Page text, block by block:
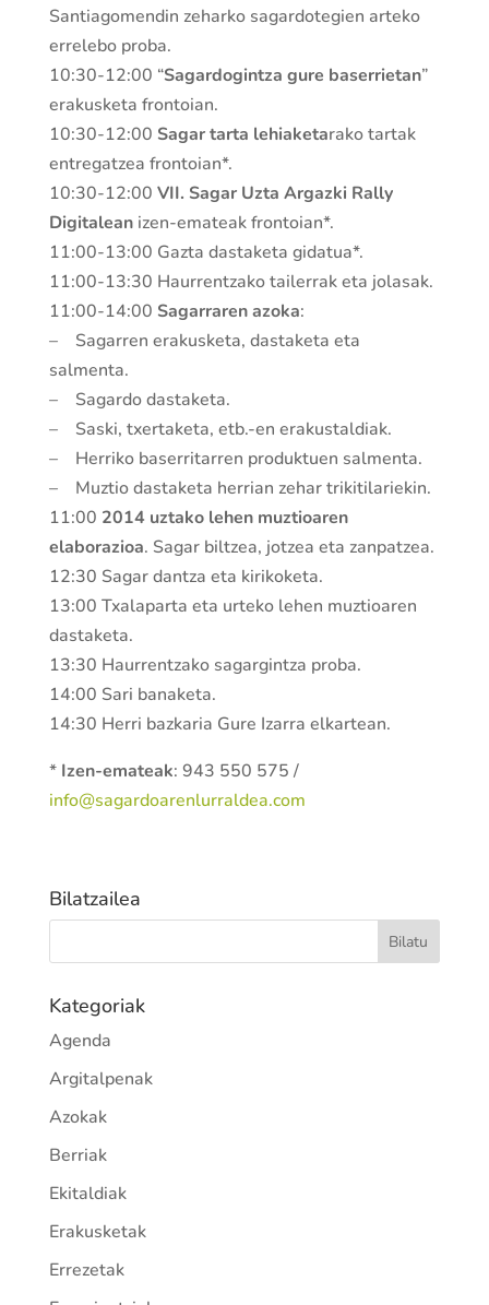
Santiagomendin zeharko sagardotegien arteko
errelebo proba.
10:30-12:00 “Sagardogintza gure baserrietan”
erakusketa frontoian.
10:30-12:00 Sagar tarta lehiaketarako tartak
entregatzea frontoian*.
10:30-12:00 VII. Sagar Uzta Argazki Rally
Digitaleanizen-emateak frontoian*.
11:00-13:00 Gazta dastaketa gidatua*.
11:00-13:30 Haurrentzako tailerrak eta jolasak.
11:00-14:00 Sagarraren azoka:
– Sagarren erakusketa, dastaketa eta
salmenta.
– Sagardo dastaketa.
– Saski, txertaketa, etb.-en erakustaldiak.
– Herriko baserritarren produktuen salmenta.
– Muztio dastaketa herrian zehar trikitilariekin.
11:00 2014 uztako lehen muztioaren
elaborazioa. Sagar biltzea, jotzea eta zanpatzea.
12:30 Sagar dantza eta kirikoketa.
13:00 Txalaparta eta urteko lehen muztioaren
dastaketa.
13:30 Haurrentzako sagargintza proba.
14:00 Sari banaketa.
14:30 Herri bazkaria Gure Izarra elkartean.
*Izen-emateak: 943 550 575 /
info@sagardoarenlurraldea.com
Bilatzailea
Kategoriak
Agenda
Argitalpenak
Azokak
Berriak
Ekitaldiak
Erakusketak
Errezetak